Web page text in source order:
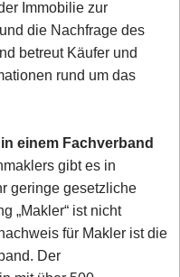
Immobilie zur
die Nachfrage des
betreut Käufer und
rund um das
einem Fachverband
gibt es in
geringe gesetzliche
„Makler“ ist nicht
für Makler ist die
Der